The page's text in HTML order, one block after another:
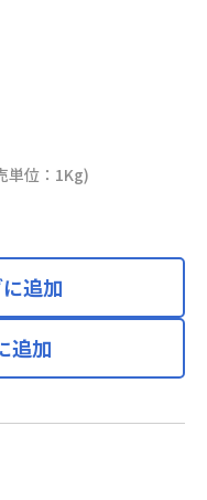
単位：1Kg)
追加
追加